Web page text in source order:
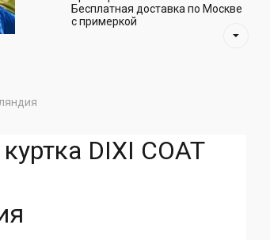
Бесплатная доставка по Москве
с примеркой
DIXI COAT